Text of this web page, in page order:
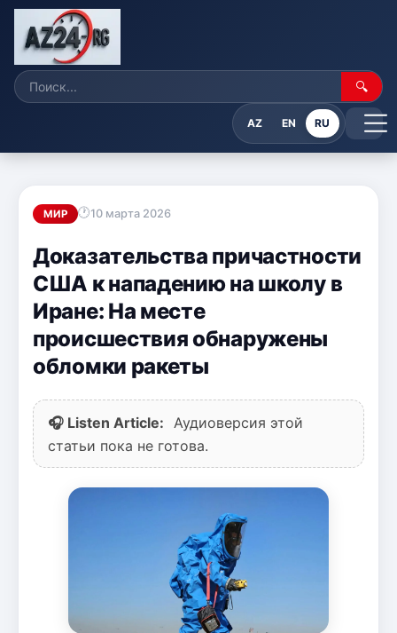
🔍
AZ EN RU
МИР 10 марта 2026
Доказательства причастности
США к нападению на школу в
Иране: На месте
происшествия обнаружены
обломки ракеты
🎧 Listen Article:
Аудиоверсия этой
статьи пока не готова.